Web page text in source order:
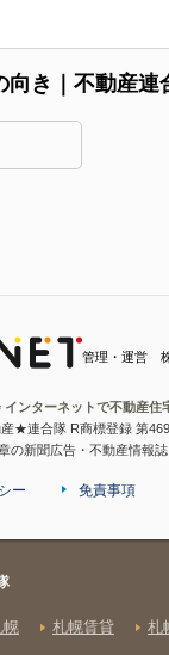
き｜不動産連
管理・運営
ンターネットで不動産住
★連合隊 R商標登録 第
の新聞広告・不動産情報
ー 免責事項